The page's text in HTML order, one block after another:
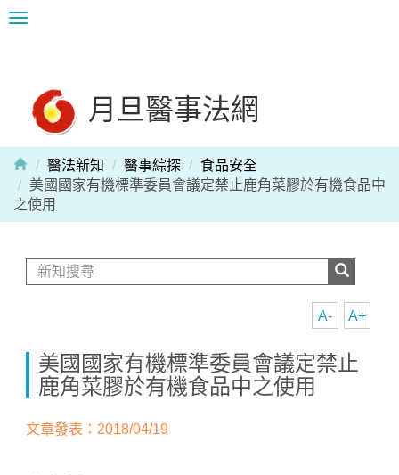
Toggle
月旦醫事法網
醫法新知 醫事綜探
食品安全
美國國家有機標準委員會議定禁止鹿角菜膠於有機食品中
之使用
A+
A-
美國國家有機標準委員會議定禁止
鹿角菜膠於有機食品中之使用
文章發表：2018/04/19